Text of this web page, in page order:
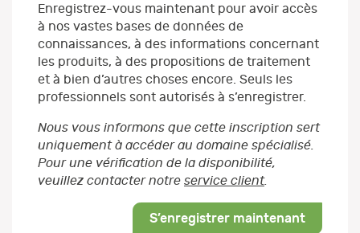
Enregistrez-vous maintenant pour avoir accès
à nos vastes bases de données de
connaissances, à des informations concernant
les produits, à des propositions de traitement
et à bien d’autres choses encore. Seuls les
professionnels sont autorisés à s’enregistrer.
Nous vous informons que cette inscription sert
uniquement à accéder au domaine spécialisé.
Pour une vérification de la disponibilité,
veuillez contacter notre service client.
S’enregistrer maintenant